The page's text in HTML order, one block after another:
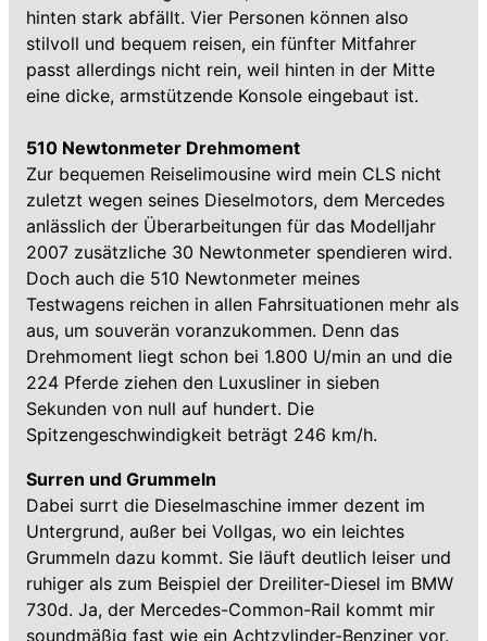
hinten stark abfällt. Vier Personen können also
stilvoll und bequem reisen, ein fünfter Mitfahrer
passt allerdings nicht rein, weil hinten in der Mitte
eine dicke, armstützende Konsole eingebaut ist.
510 Newtonmeter Drehmoment
Zur bequemen Reiselimousine wird mein CLS nicht
zuletzt wegen seines Dieselmotors, dem Mercedes
anlässlich der Überarbeitungen für das Modelljahr
2007 zusätzliche 30 Newtonmeter spendieren wird.
Doch auch die 510 Newtonmeter meines
Testwagens reichen in allen Fahrsituationen mehr als
aus, um souverän voranzukommen. Denn das
Drehmoment liegt schon bei 1.800 U/min an und die
224 Pferde ziehen den Luxusliner in sieben
Sekunden von null auf hundert. Die
Spitzengeschwindigkeit beträgt 246 km/h.
Surren und Grummeln
Dabei surrt die Dieselmaschine immer dezent im
Untergrund, außer bei Vollgas, wo ein leichtes
Grummeln dazu kommt. Sie läuft deutlich leiser und
ruhiger als zum Beispiel der Dreiliter-Diesel im BMW
730d. Ja, der Mercedes-Common-Rail kommt mir
soundmäßig fast wie ein Achtzylinder-Benziner vor.